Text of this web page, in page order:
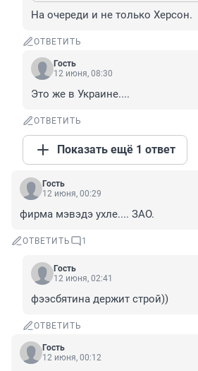
На очереди и не только Херсон.
ОТВЕТИТЬ
Гость
12 июня, 08:30
Это же в Украине....
ОТВЕТИТЬ
Показать ещё 1 ответ
Гость
12 июня, 00:29
фирма мэвэдэ ухле.... ЗАО.
ОТВЕТИТЬ 1
Гость
12 июня, 02:41
фээсбятина держит строй))
ОТВЕТИТЬ
Гость
12 июня, 00:12